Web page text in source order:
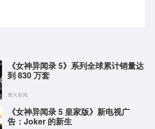
《女神异闻录 5》系列全球累计销量达
到 830 万套
篝火新闻
《女神异闻录 5 皇家版》新电视广
告：Joker 的新生